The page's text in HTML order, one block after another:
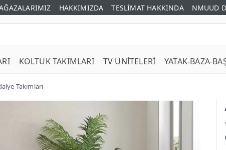
HAKKIMIZDA TESLİMAT HAKKINDA NMUUD
KOLTUK TAKIMLARI TV ÜNİTELERİ YATAK-BAZA-
Takımları